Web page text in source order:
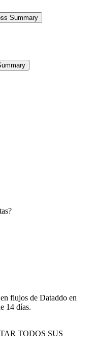
Summary
flujos de Dataddo en
14 días.
TODOS SUS